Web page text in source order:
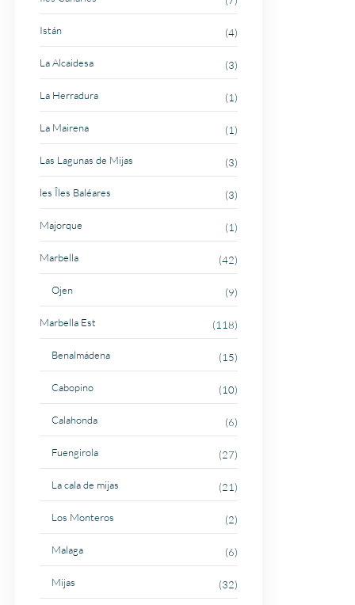
Istán (4)
La Alcaidesa (3)
La Herradura (1)
La Mairena (1)
Las Lagunas de Mijas (3)
les Îles Baléares (3)
Majorque (1)
Marbella (42)
Ojen (9)
Marbella Est (118)
Benalmádena (15)
Cabopino (10)
Calahonda (6)
Fuengirola (27)
La cala de mijas (21)
Los Monteros (2)
Malaga (6)
Mijas (32)